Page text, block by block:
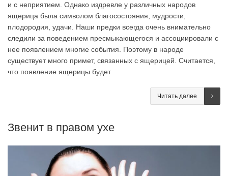
и с неприятием. Однако издревле у различных народов
ящерица была символом благосостояния, мудрости,
плодородия, удачи. Наши предки всегда очень внимательно
следили за поведением пресмыкающегося и ассоциировали с
нее появлением многие события. Поэтому в народе
существует много примет, связанных с ящерицей. Считается,
что появление ящерицы будет
Читать далее
Звенит в правом ухе